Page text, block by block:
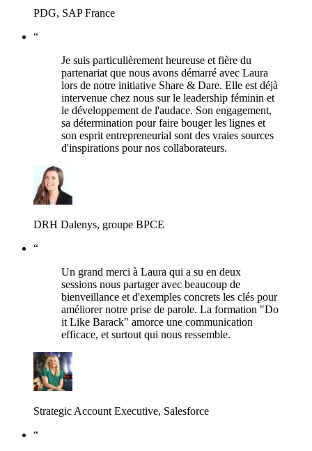
PDG, SAP France
“
Je suis particulièrement heureuse et fière du
partenariat que nous avons démarré avec Laura
lors de notre initiative Share & Dare. Elle est déjà
intervenue chez nous sur le leadership féminin et
le développement de l'audace. Son engagement,
sa détermination pour faire bouger les lignes et
son esprit entrepreneurial sont des vraies sources
d'inspirations pour nos collaborateurs.
DRH Dalenys, groupe BPCE
“
Un grand merci à Laura qui a su en deux
sessions nous partager avec beaucoup de
bienveillance et d'exemples concrets les clés pour
améliorer notre prise de parole. La formation "Do
it Like Barack" amorce une communication
efficace, et surtout qui nous ressemble.
Strategic Account Executive, Salesforce
“